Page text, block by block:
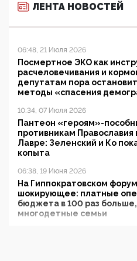
ЛЕНТА НОВОСТЕЙ
06:48, 21 Июля 2026
Посмертное ЭКО как
расчеловечивания и
депутатам пора
методы «спасения
10:34, 07 Июля 2026
Пантеон «героям»-
противникам
Лавре: Зеленский и Ко
копыта
06:38, 19 Июня 2026
На Гиппократовском
шокирующее: платные
бюджета в 100 раз
многодетные семьи